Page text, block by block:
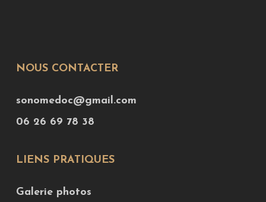
NOUS CONTACTER
sonomedoc@gmail.com
06 26 69 78 38
LIENS PRATIQUES
Galerie photos